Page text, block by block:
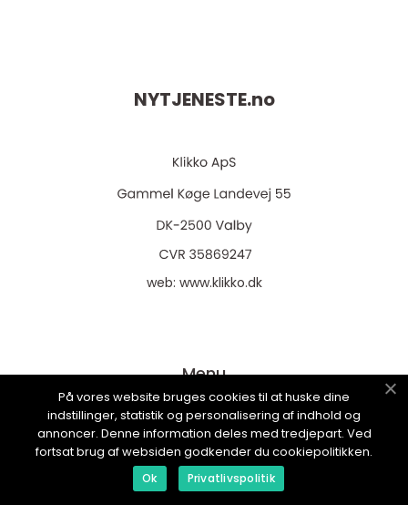
NYTJENESTE.no
web: www.klikko.dk
Menu
Reklame
Om oss
Cookies
På vores website bruges cookies til at huske dine
indstillinger, statistik og personalisering af indhold og
annoncer. Denne information deles med tredjepart. Ved
fortsat brug af websiden godkender du cookiepolitikken.
Ok Privatlivspolitik